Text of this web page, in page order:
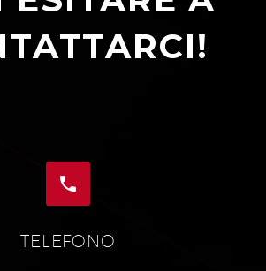


TELEFONO